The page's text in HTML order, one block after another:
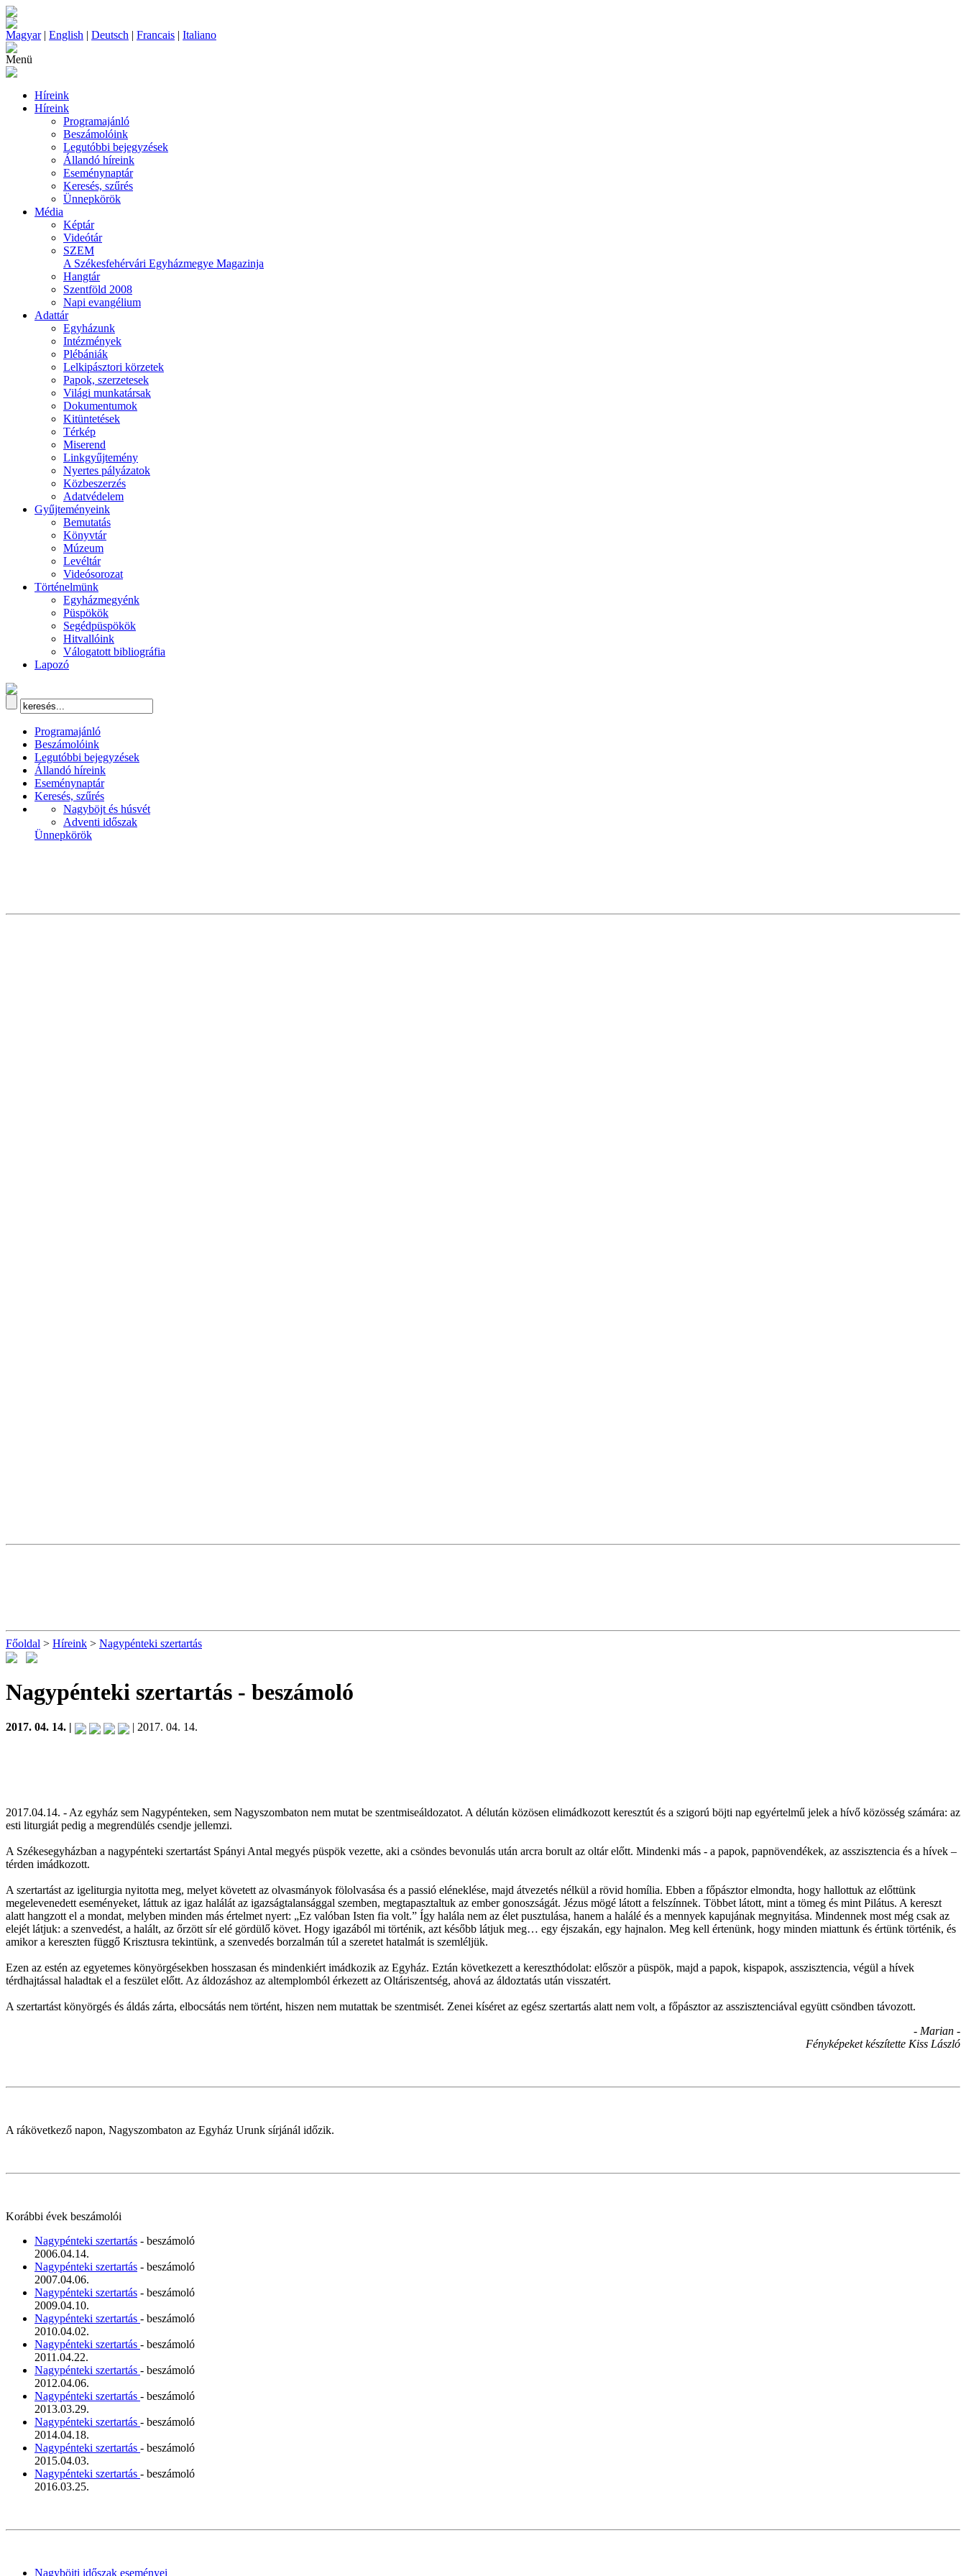
Magyar| English | Deutsch | Francais | Italiano
Menü
Híreink
Híreink
Programajánló
Beszámolóink
Legutóbbi bejegyzések
Állandó híreink
Eseménynaptár
Keresés, szűrés
Ünnepkörök
Média
Képtár
Videótár
SZEM
A Székesfehérvári Egyházmegye Magazinja
Hangtár
Szentföld 2008
Napi evangélium
Adattár
Egyházunk
Intézmények
Plébániák
Lelkipásztori körzetek
Papok, szerzetesek
Világi munkatársak
Dokumentumok
Kitüntetések
Térkép
Miserend
Linkgyűjtemény
Nyertes pályázatok
Közbeszerzés
Adatvédelem
Gyűjteményeink
Bemutatás
Könyvtár
Múzeum
Levéltár
Videósorozat
Történelmünk
Egyházmegyénk
Püspökök
Segédpüspökök
Hitvallóink
Válogatott bibliográfia
Lapozó
Programajánló
Beszámolóink
Legutóbbi bejegyzések
Állandó híreink
Eseménynaptár
Keresés, szűrés
Nagyböjt és húsvét
Adventi időszak
Ünnepkörök
Főoldal > Híreink > Nagypénteki szertartás
Nagypénteki szertartás - beszámoló
2017. 04. 14. | | 2017. 04. 14.
2017.04.14. - Az egyház sem Nagypénteken, sem Nagyszombaton nem mutat be szentmiseáldozatot. A délután közösen elimádkozott keresztút és a szigorú böjti nap egyértelmű jelek a hívő közösség számára: az
esti liturgiát pedig a megrendülés csendje jellemzi.
A Székesegyházban a nagypénteki szertartást Spányi Antal megyés püspök vezette, aki a csöndes bevonulás után arcra borult az oltár előtt. Mindenki más - a papok, papnövendékek, az asszisztencia és a hívek –
térden imádkozott.
A szertartást az igeliturgia nyitotta meg, melyet követett az olvasmányok fölolvasása és a passió eléneklése, majd átvezetés nélkül a rövid homília. Ebben a főpásztor elmondta, hogy hallottuk az előttünk
megelevenedett eseményeket, láttuk az igaz halálát az igazságtalansággal szemben, megtapasztaltuk az ember gonoszságát. Jézus mögé látott a felszínnek. Többet látott, mint a tömeg és mint Pilátus. A kereszt
alatt hangzott el a mondat, melyben minden más értelmet nyert: „Ez valóban Isten fia volt.” Így halála nem az élet pusztulása, hanem a halálé és a mennyek kapujának megnyitása. Mindennek most még csak az
elejét látjuk: a szenvedést, a halált, az őrzött sír elé gördülő követ. Hogy igazából mi történik, azt később látjuk meg… egy éjszakán, egy hajnalon. Meg kell értenünk, hogy minden miattunk és értünk történik, és
amikor a kereszten függő Krisztusra tekintünk, a szenvedés borzalmán túl a szeretet hatalmát is szemléljük.
Ezen az estén az egyetemes könyörgésekben hosszasan és mindenkiért imádkozik az Egyház. Eztán következett a kereszthódolat: először a püspök, majd a papok, kispapok, asszisztencia, végül a hívek
térdhajtással haladtak el a feszület előtt. Az áldozáshoz az altemplomból érkezett az Oltáriszentség, ahová az áldoztatás után visszatért.
A szertartást könyörgés és áldás zárta, elbocsátás nem történt, hiszen nem mutattak be szentmisét. Zenei kíséret az egész szertartás alatt nem volt, a főpásztor az asszisztenciával együtt csöndben távozott.
- Marian -
Fényképeket készítette Kiss László
A rákövetkező napon, Nagyszombaton az Egyház Urunk sírjánál időzik.
Korábbi évek beszámolói
Nagypénteki szertartás - beszámoló
2006.04.14.
Nagypénteki szertartás - beszámoló
2007.04.06.
Nagypénteki szertartás - beszámoló
2009.04.10.
Nagypénteki szertartás - beszámoló
2010.04.02.
Nagypénteki szertartás - beszámoló
2011.04.22.
Nagypénteki szertartás - beszámoló
2012.04.06.
Nagypénteki szertartás - beszámoló
2013.03.29.
Nagypénteki szertartás - beszámoló
2014.04.18.
Nagypénteki szertartás - beszámoló
2015.04.03.
Nagypénteki szertartás - beszámoló
2016.03.25.
Nagyböjti időszak eseményei